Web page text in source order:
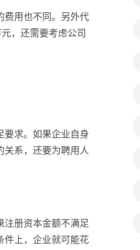
费用也不同。另外代
，还需要考虑公司
要求。如果企业自身
关系，还要为聘用人
册资本金额不满足
件上，企业就可能花